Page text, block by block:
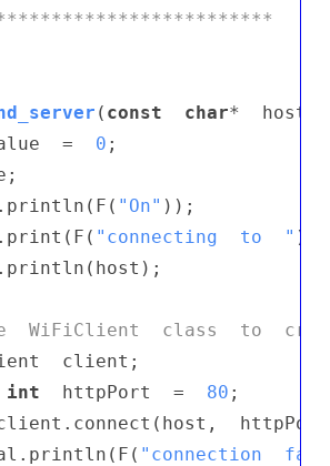
( const char*  host)
=
0 ;
"On" ));
"connecting  to  " ));
WiFiClient  class  to
client;
int
  httpPort  =
80 ;
"connection